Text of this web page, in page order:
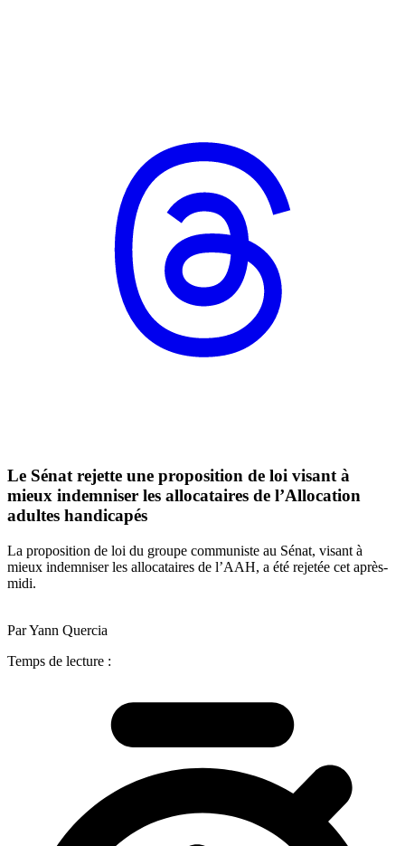
Le Sénat rejette une proposition de loi visant à
mieux indemniser les allocataires de l’Allocation
adultes handicapés
La proposition de loi du groupe communiste au Sénat, visant à
mieux indemniser les allocataires de l’AAH, a été rejetée cet après-
midi.
Par Yann Quercia
Temps de lecture :